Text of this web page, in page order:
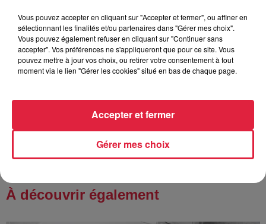
Tags antisémites à Strasbourg :
Catherine Trautmann réagit
À découvrir également
Vous pouvez accepter en cliquant sur "Accepter et fermer", ou affiner en
sélectionnant les finalités et/ou partenaires dans "Gérer mes choix".
Vous pouvez également refuser en cliquant sur "Continuer sans
accepter". Vos préférences ne s'appliqueront que pour ce site. Vous
pouvez mettre à jour vos choix, ou retirer votre consentement à tout
moment via le lien "Gérer les cookies" situé en bas de chaque page.
Gérer mes choix
Accepter et fermer